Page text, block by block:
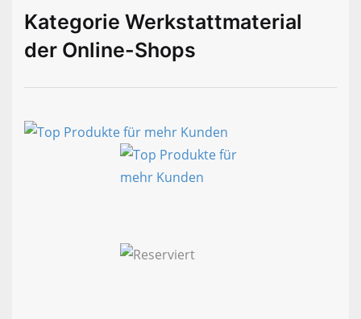
Kategorie Werkstattmaterial
der Online-Shops